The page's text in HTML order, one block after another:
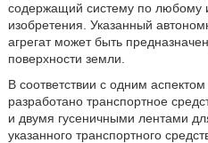
содержащий систему по любому
изобретения. Указанный
агрегат может быть
поверхности земли.
В соответствии с одним
разработано транспортное
и двумя гусеничными лентами
указанного транспортного